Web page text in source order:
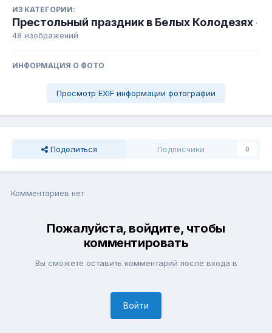
ИЗ КАТЕГОРИИ:
Престольный праздник в Белых Колодезях ·
48 изображений
ИНФОРМАЦИЯ О ФОТО
Просмотр EXIF информации фотографии
Поделиться Подписчики 0
Комментариев нет
Пожалуйста, войдите, чтобы
комментировать
Вы сможете оставить комментарий после входа в
Войти